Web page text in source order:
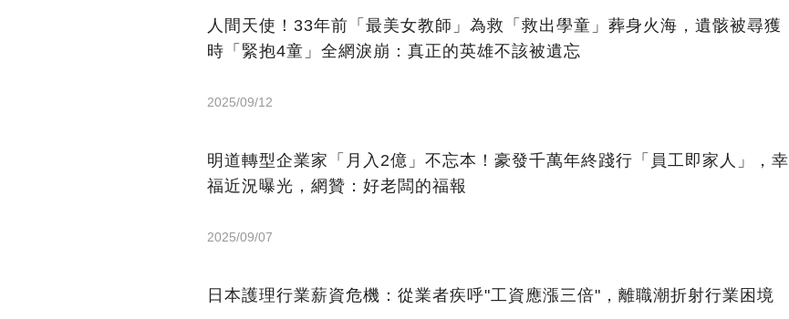
人間天使！33年前「最美女教師」為救「救出學童」葬身火海，遺骸被尋獲
時「緊抱4童」全網淚崩：真正的英雄不該被遺忘
2025/09/12
明道轉型企業家「月入2億」不忘本！豪發千萬年終踐行「員工即家人」，幸
福近況曝光，網贊：好老闆的福報
2025/09/07
日本護理行業薪資危機：從業者疾呼"工資應漲三倍"，離職潮折射行業困境